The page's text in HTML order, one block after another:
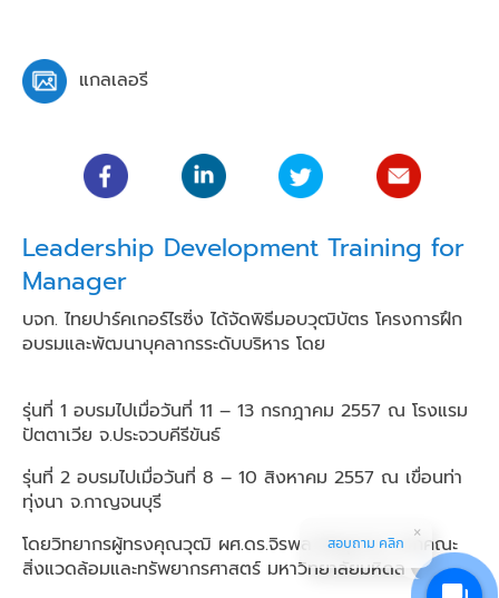
แกลเลอรี
Leadership Development Training for
Manager
บจก. ไทยปาร์คเกอร์ไรซิ่ง ได้จัดพิธีมอบวุฒิบัตร โครงการฝึก
อบรมและพัฒนาบุคลากรระดับบริหาร โดย
รุ่นที่ 1 อบรมไปเมื่อวันที่ 11 – 13 กรกฎาคม 2557 ณ โรงแรม
ปัตตาเวีย จ.ประจวบคีรีขันธ์
รุ่นที่ 2 อบรมไปเมื่อวันที่ 8 – 10 สิงหาคม 2557 ณ เขื่อนท่า
ทุ่งนา จ.กาญจนบุรี
โดยวิทยากรผู้ทรงคุณวุฒิ ผศ.ดร.จิรพล สินธุนาวา จากคณะ
สิ่งแวดล้อมและทรัพยากรศาสตร์ มหาวิทยาลัยมหิดล
สอบถาม คลิก